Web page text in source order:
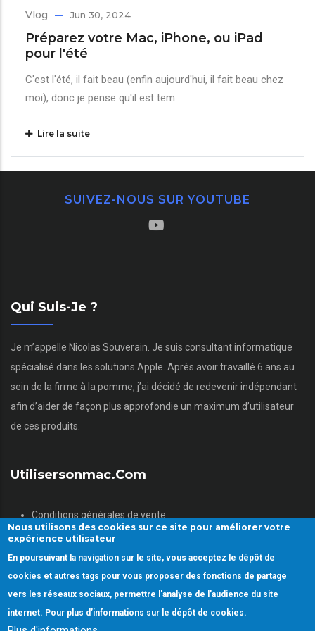
Vlog Jun 30, 2024
Préparez votre Mac, iPhone, ou iPad
pour l'été
C'est l'été, il fait beau (enfin aujourd'hui, il fait beau chez
moi), donc je pense qu'il est tem
Lire la suite
SUIVEZ-NOUS SUR YOUTUBE
Qui Suis-Je ?
Je m’appelle Nicolas Souverain. Je suis consultant informatique
spécialisé dans les solutions Apple. Après avoir travaillé 6 ans au
sein de la firme à la pomme, j’ai décidé de redevenir indépendant
afin d’aider de façon plus approfondie un maximum d’utilisateur
de ces produits.
Utilisersonmac.com
Conditions générales de vente
Mentions légales
Politique des données personnelles
Gestion des Cookies
Nous utilisons des cookies sur ce site pour améliorer votre
expérience utilisateur
En poursuivant la navigation sur le site, vous acceptez le dépôt de
cookies et autres tags pour vous proposer des fonctions de partage
vers les réseaux sociaux, permettre l'analyse de l’audience du site
internet. Pour plus d’informations sur le dépôt de cookies.